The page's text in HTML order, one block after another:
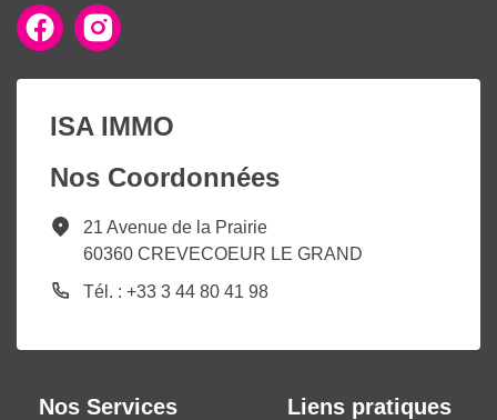
ISA IMMO
Nos Coordonnées
21 Avenue de la Prairie
60360 CREVECOEUR LE GRAND
Tél. : +33 3 44 80 41 98
Nos Services Liens pratiques